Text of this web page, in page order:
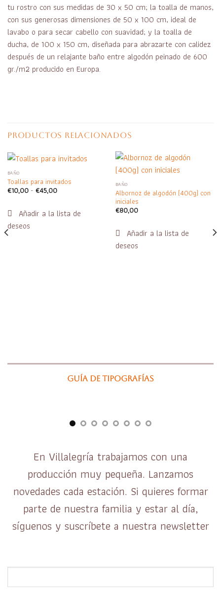
tu rostro con sus medidas de 30 x 50 cm; la toalla de manos,
con sus generosas dimensiones de 50 x 100 cm, ideal de
lavabo o para secar cabello con suavidad; y la toalla de
ducha, de 100 x 150 cm, diseñada para abrazarte con calidez
después de un relajante baño entre algodón peinado de 600
gr./m2 producido en Europa.
PRODUCTOS RELACIONADOS
BAÑO
Toallas para invitados
€10,00 - €45,00Rango
desde
€10,00
BAÑO
Albornoz de algodón (400g) con
iniciales
€80,00
Guía de tipografías
En Villalegría trabajamos con una
producción muy pequeña. Lanzamos
novedades cada estación. Si quieres formar
parte de nuestra familia y estar al día,
síguenos y suscríbete a nuestra newsletter